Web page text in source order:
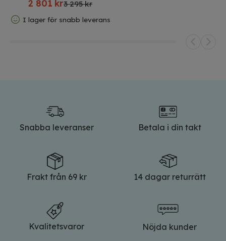
2 801 kr3 295 kr
I lager för snabb leverans
Snabba leveranser Betala i din takt
Frakt från 69 kr 14 dagar returrätt
Kvalitetsvaror Nöjda kunder